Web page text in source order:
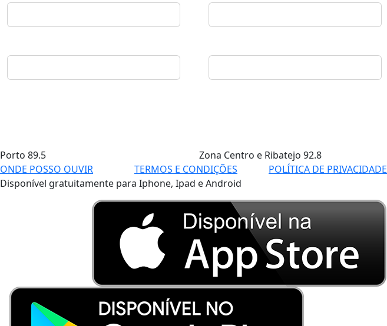
Porto 89.5 Zona Centro e Ribatejo 92.8
ONDE POSSO OUVIR
TERMOS E CONDIÇÕES POLÍTICA DE PRIVACIDADE
Disponível gratuitamente para Iphone, Ipad e Android